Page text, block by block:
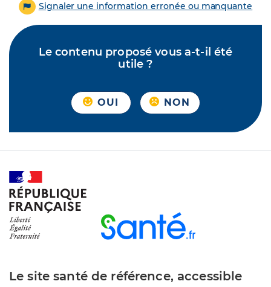
Signaler une information erronée ou manquante
Le contenu proposé vous a-t-il été
utile ?
OUI NON
Le site santé de référence, accessible